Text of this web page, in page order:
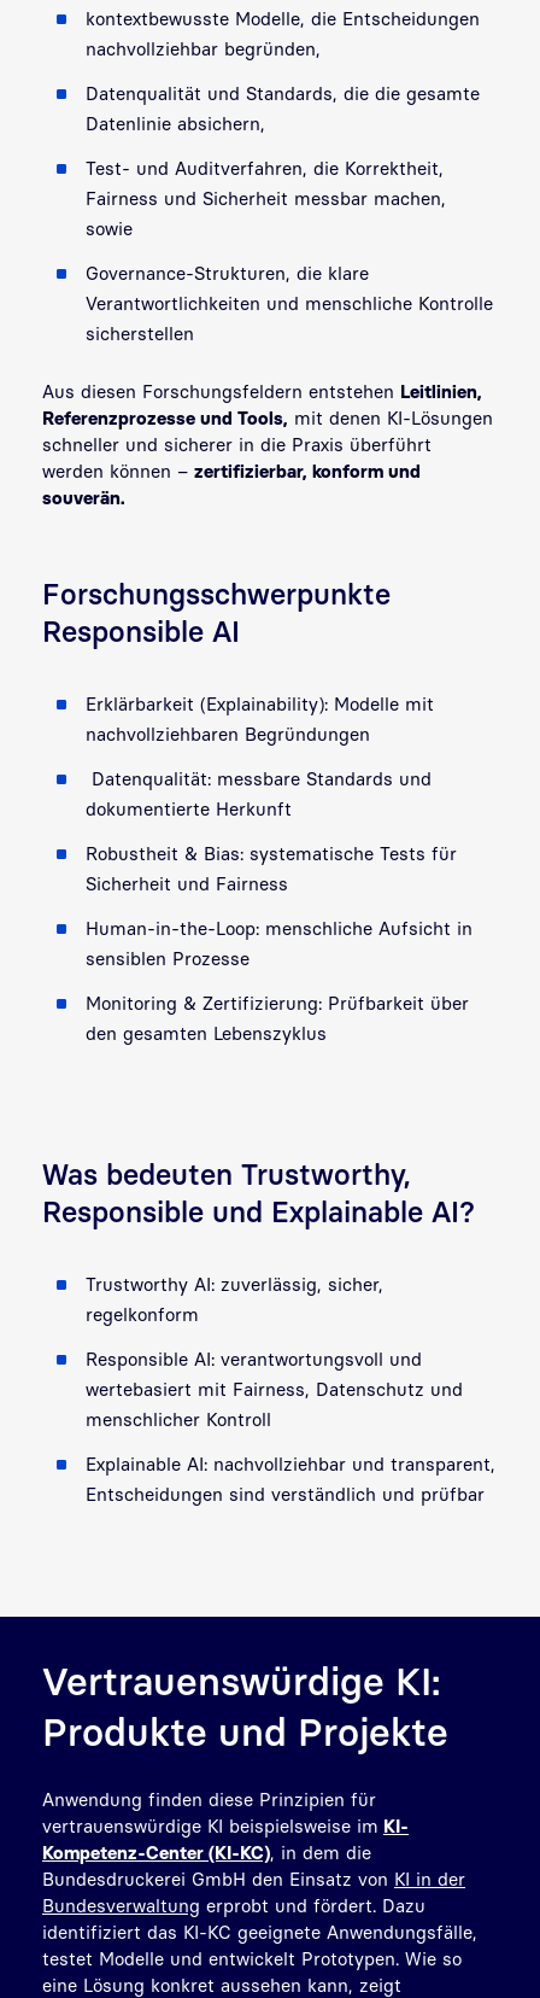
kontextbewusste Modelle, die Entscheidungen
nachvollziehbar begründen,
Datenqualität und Standards, die die gesamte
Datenlinie absichern,
Test- und Auditverfahren, die Korrektheit,
Fairness und Sicherheit messbar machen,
sowie
Governance-Strukturen, die klare
Verantwortlichkeiten und menschliche Kontrolle
sicherstellen
Aus diesen Forschungsfeldern entstehen Leitlinien,
Referenzprozesse und Tools, mit denen KI-Lösungen
schneller und sicherer in die Praxis überführt
werden können – zertifizierbar, konform und
souverän.
Forschungsschwerpunkte
Responsible AI
Erklärbarkeit (Explainability): Modelle mit
nachvollziehbaren Begründungen
Datenqualität: messbare Standards und
dokumentierte Herkunft
Robustheit & Bias: systematische Tests für
Sicherheit und Fairness
Human-in-the-Loop: menschliche Aufsicht in
sensiblen Prozesse
Monitoring & Zertifizierung: Prüfbarkeit über
den gesamten Lebenszyklus
Was bedeuten Trustworthy,
Responsible und Explainable AI?
Trustworthy AI: zuverlässig, sicher,
regelkonform
Responsible AI: verantwortungsvoll und
wertebasiert mit Fairness, Datenschutz und
menschlicher Kontroll
Explainable AI: nachvollziehbar und transparent,
Entscheidungen sind verständlich und prüfbar
Vertrauenswürdige KI:
Produkte und Projekte
Anwendung finden diese Prinzipien für
vertrauenswürdige KI beispielsweise im KI-
Kompetenz-Center (KI-KC), in dem die
Bundesdruckerei GmbH den Einsatz von KI in der
Bundesverwaltung erprobt und fördert. Dazu
identifiziert das KI-KC geeignete Anwendungsfälle,
testet Modelle und entwickelt Prototypen. Wie so
eine Lösung konkret aussehen kann, zeigt